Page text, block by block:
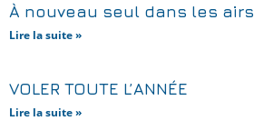
À nouveau seul dans les airs
Lire la suite »
VOLER TOUTE L’ANNÉE
Lire la suite »